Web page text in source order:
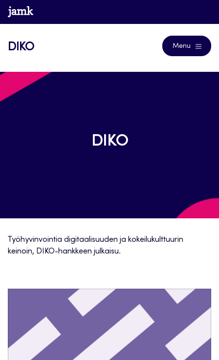
Siirry
suoraan
www.jamk.fi
DIKO Menu
DIKO
Työhyvinvointia digitaalisuuden ja kokeilukulttuurin
keinoin, DIKO-hankkeen julkaisu.